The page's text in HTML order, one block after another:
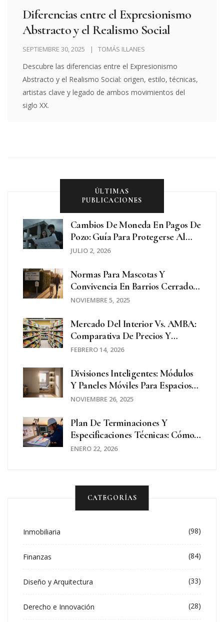
Diferencias entre el Expresionismo
Abstracto y el Realismo Social
SEPTIEMBRE 30, 2025 TOMÁS ILLANES
Descubre las diferencias entre el Expresionismo
Abstracto y el Realismo Social: origen, estilo, técnicas,
artistas clave y legado de ambos movimientos del
siglo XX.
ÚLTIMAS
PUBLICACIONES
Cambios De Moneda En Pagos De
Pozo: Guía Para Protegerse Al
Comprar Propiedades
JULIO 2, 2026
Normas Para Mascotas Y
Convivencia En Barrios Cerrados:
Qué Debes Saber Para No Tener
NOVIEMBRE 5, 2025
Mercado Del Interior Vs. AMBA:
Comparativa De Precios Y
Dinámica Económica En 2026
FEBRERO 14, 2026
Divisiones Inteligentes: Módulos
Y Paneles Móviles Para Espacios
Modernos
NOVIEMBRE 26, 2025
Plan De Terminaciones Y
Especificaciones Técnicas: Cómo
Leerlo Y Entenderlo Paso A Paso
ENERO 22, 2026
CATEGORÍAS
Inmobiliaria (98)
Finanzas (84)
Diseño y Arquitectura (33)
Derecho e Innovación (28)